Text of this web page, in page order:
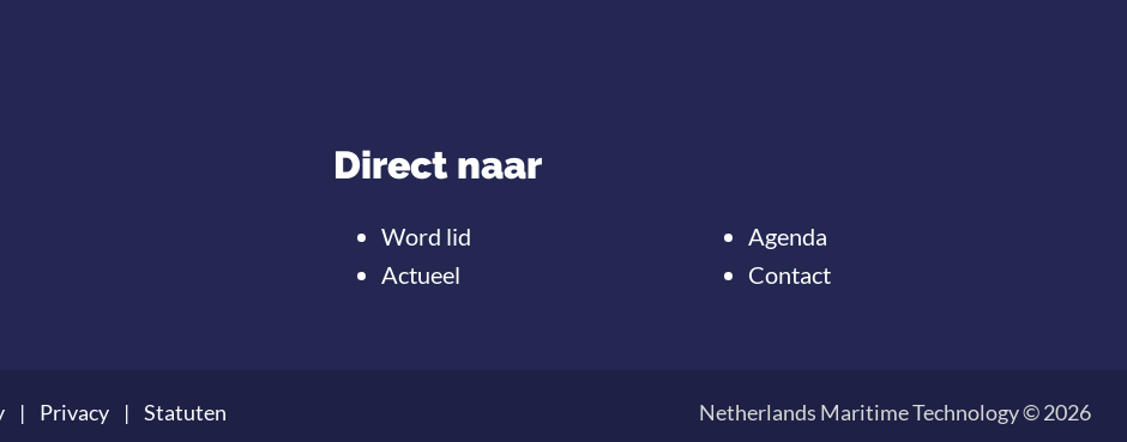
Direct naar
Word lid
Actueel
Agenda
Contact
Privacy Statuten Netherlands Maritime Technology © 2026